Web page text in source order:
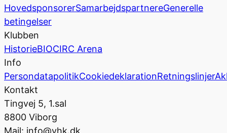
HovedsponsorerSamarbejdspartnereGenerelle
betingelser
Klubben
HistorieBIOCIRC Arena
Info
PersondatapolitikCookiedeklarationRetningslinjer
Kontakt
Tingvej 5, 1.sal
8800 Viborg
Mail: info@vhk.dk